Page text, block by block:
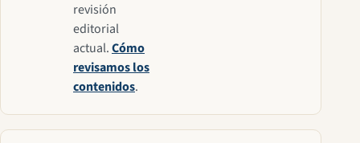
revisión
editorial
actual.Cómo
revisamos los
contenidos.